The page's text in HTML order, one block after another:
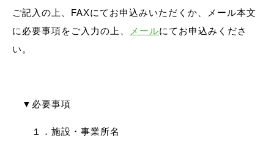
ご記入の上、FAXにてお申込みいただくか、メール本文
に必要事項をご入力の上、
メールにてお申込みくださ
い。
▼必要事項
１．施設・事業所名